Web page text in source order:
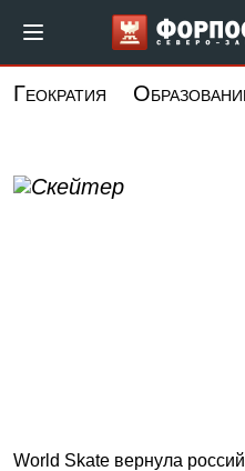
основному
Геократия
World Skate вернула